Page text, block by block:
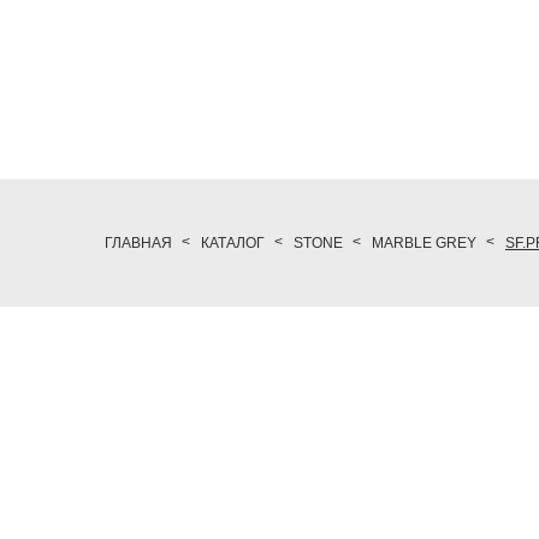
ГЛАВНАЯ КАТАЛОГ STONE MARBLE GREY